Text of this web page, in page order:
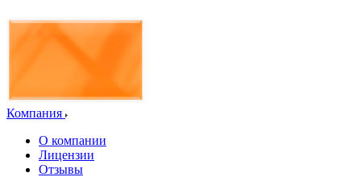
Компания
О компании
Лицензии
Отзывы